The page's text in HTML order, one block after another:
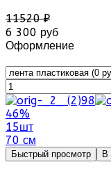
11520 ₽
6 300 руб
Оформление
46%
15шт
70 см
Быстрый просмотр В